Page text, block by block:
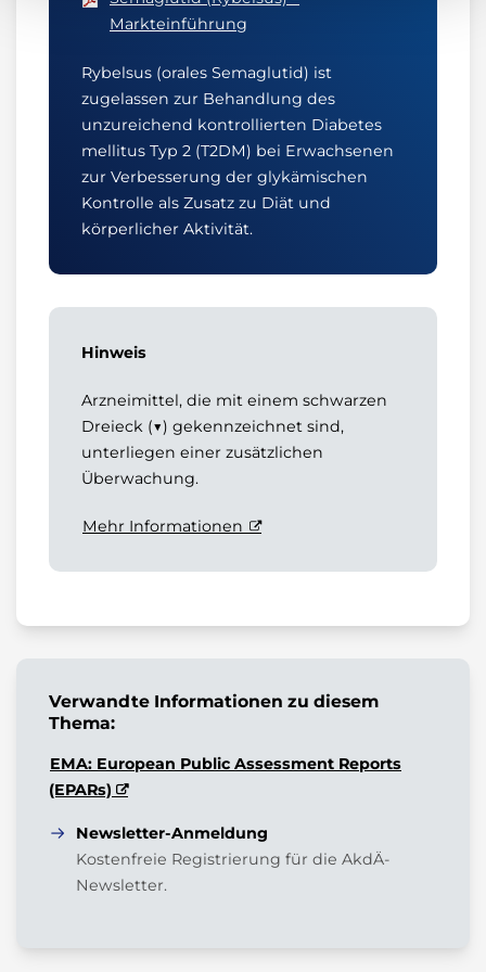
Markteinführung
Rybelsus (orales Semaglutid) ist
zugelassen zur Behandlung des
unzureichend kontrollierten Diabetes
mellitus Typ 2 (T2DM) bei Erwachsenen
zur Verbesserung der glykämischen
Kontrolle als Zusatz zu Diät und
körperlicher Aktivität.
Hinweis
Arzneimittel, die mit einem schwarzen
Dreieck (▼) gekennzeichnet sind,
unterliegen einer zusätzlichen
Überwachung.
Mehr Informationen
Verwandte Informationen zu diesem
Thema:
EMA: European Public Assessment Reports
(EPARs)
Newsletter-Anmeldung
Kostenfreie Registrierung für die AkdÄ-
Newsletter.